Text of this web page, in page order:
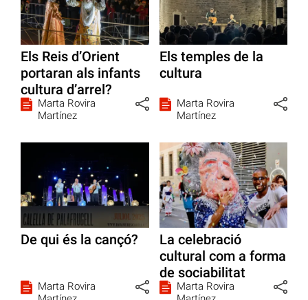
Els Reis d’Orient
portaran als infants
cultura d’arrel?
Marta Rovira
Martínez
Els temples de la
cultura
Marta Rovira
Martínez
De qui és la cançó?
Marta Rovira
La celebració
cultural com a forma
de sociabilitat
Marta Rovira